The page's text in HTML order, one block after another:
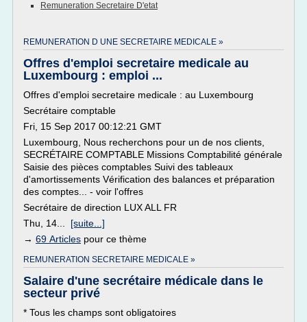
Remuneration Secretaire D'etat
REMUNERATION D UNE SECRETAIRE MEDICALE »
Offres d'emploi secretaire medicale au
Luxembourg : emploi ...
Offres d'emploi secretaire medicale : au Luxembourg
Secrétaire comptable
Fri, 15 Sep 2017 00:12:21 GMT
Luxembourg, Nous recherchons pour un de nos clients,
SECRÉTAIRE COMPTABLE Missions Comptabilité générale
Saisie des pièces comptables Suivi des tableaux
d'amortissements Vérification des balances et préparation
des comptes... - voir l'offres
Secrétaire de direction LUX ALL FR
Thu, 14... [suite...]
→ 69 Articles pour ce thème
REMUNERATION SECRETAIRE MEDICALE »
Salaire d'une secrétaire médicale dans le
secteur privé
* Tous les champs sont obligatoires